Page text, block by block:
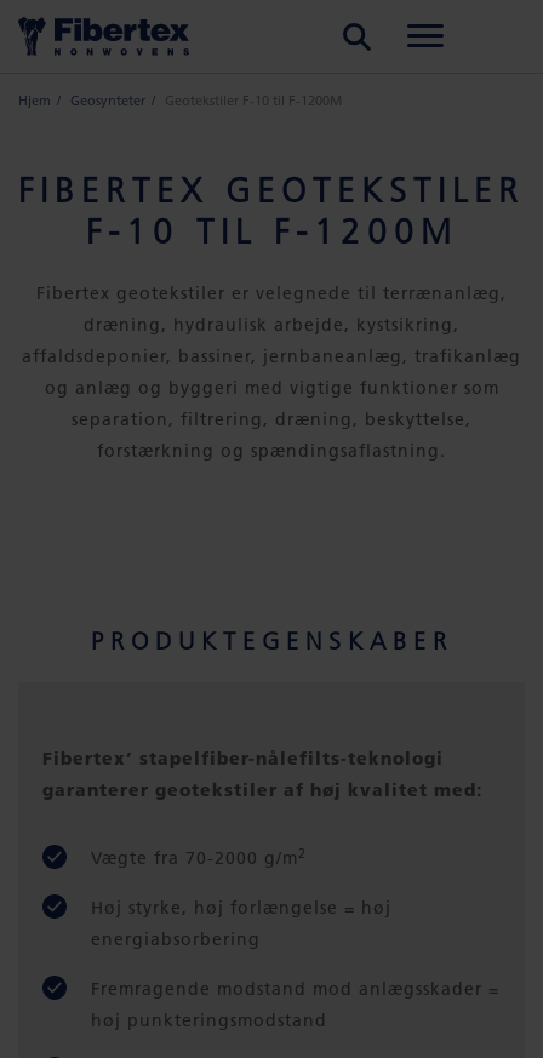
Hjem Geosynteter Geotekstiler F-10 til F-1200M
FIBERTEX GEOTEKSTILER
F-10 TIL F-1200M
Fibertex geotekstiler er velegnede til terrænanlæg,
dræning, hydraulisk arbejde, kystsikring,
affaldsdeponier, bassiner, jernbaneanlæg, trafikanlæg
og anlæg og byggeri med vigtige funktioner som
separation, filtrering, dræning, beskyttelse,
forstærkning og spændingsaflastning.
PRODUKTEGENSKABER
Fibertex’ stapelfiber-nålefilts-teknologi
garanterer geotekstiler af høj kvalitet med:
Vægte fra 70-2000 g/m 2
Høj styrke, høj forlængelse = høj
energiabsorbering
Fremragende modstand mod anlægsskader =
høj punkteringsmodstand